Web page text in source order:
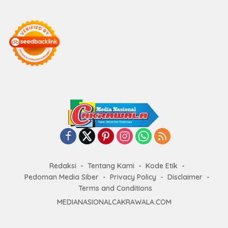
Redaksi Tentang Kami
Kode Etik
Pedoman Media Siber
Privacy Policy
Disclaimer
Terms and Conditions
MEDIANASIONALCAKRAWALA.COM